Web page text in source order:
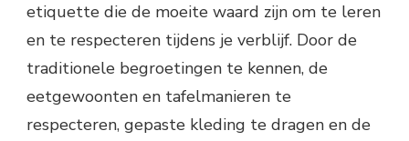
etiquette die de moeite waard zijn om te leren
en te respecteren tijdens je verblijf. Door de
traditionele begroetingen te kennen, de
eetgewoonten en tafelmanieren te
respecteren, gepaste kleding te dragen en de